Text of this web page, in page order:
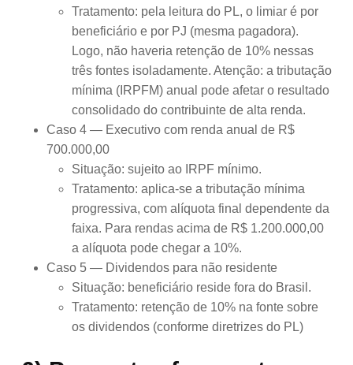
Tratamento: pela leitura do PL, o limiar é por
beneficiário e por PJ (mesma pagadora).
Logo, não haveria retenção de 10% nessas
três fontes isoladamente. Atenção: a tributação
mínima (IRPFM) anual pode afetar o resultado
consolidado do contribuinte de alta renda.
Caso 4 — Executivo com renda anual de R$
700.000,00
Situação: sujeito ao IRPF mínimo.
Tratamento: aplica-se a tributação mínima
progressiva, com alíquota final dependente da
faixa. Para rendas acima de R$ 1.200.000,00
a alíquota pode chegar a 10%.
Caso 5 — Dividendos para não residente
Situação: beneficiário reside fora do Brasil.
Tratamento: retenção de 10% na fonte sobre
os dividendos (conforme diretrizes do PL)